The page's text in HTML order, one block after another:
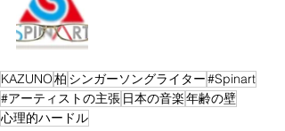
KAZUNO柏 シンガーソングライター#Spinart
#アーティストの主張 日本の音楽年齢の壁
心理的ハードル